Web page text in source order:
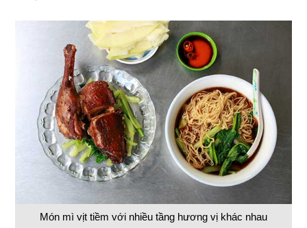
Món mì vịt tiềm với nhiều tầng hương vị khác nhau